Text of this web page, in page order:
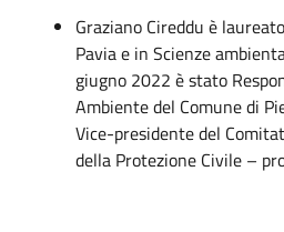
Graziano Cireddu è
Pavia e in Scienze
giugno 2022 è stato
Ambiente del Comune di
Vice-presidente del
della Protezione Civile –